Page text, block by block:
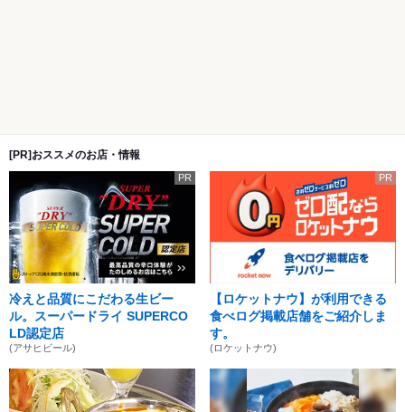
[PR]おススメのお店・情報
PR
冷えと品質にこだわる生ビー
ル。スーパードライ SUPERCO
LD認定店
(アサヒビール)
PR
【ロケットナウ】が利用できる
食べログ掲載店舗をご紹介しま
す。
(ロケットナウ)